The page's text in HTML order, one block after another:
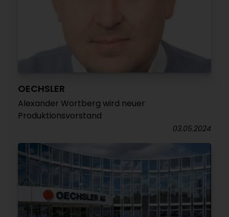
OECHSLER
Alexander Wortberg wird neuer
Produktionsvorstand
03.05.2024